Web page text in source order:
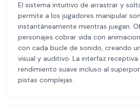
El sistema intuitivo de arrastrar y
permite a los jugadores manipular
instantáneamente mientras juegan.
personajes cobrar vida con
con cada bucle de sonido, creando
visual y auditivo. La interfaz receptiva
rendimiento suave incluso al
pistas complejas.